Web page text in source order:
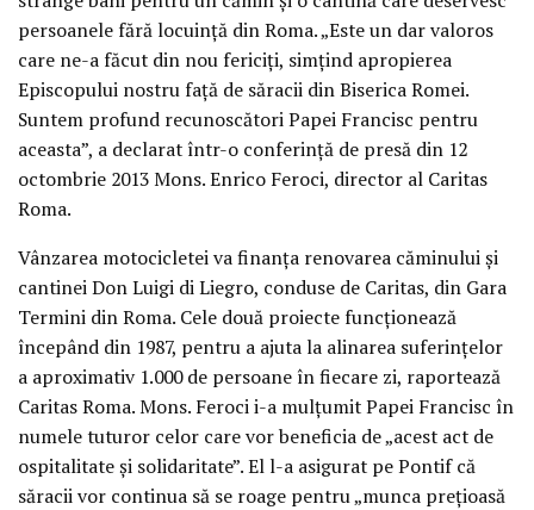
persoanele fără locuinţă din Roma. „Este un dar valoros
care ne-a făcut din nou fericiţi, simţind apropierea
Episcopului nostru faţă de săracii din Biserica Romei.
Suntem profund recunoscători Papei Francisc pentru
aceasta”, a declarat într-o conferinţă de presă din 12
octombrie 2013 Mons. Enrico Feroci, director al Caritas
Roma.
Vânzarea motocicletei va finanţa renovarea căminului şi
cantinei Don Luigi di Liegro, conduse de Caritas, din Gara
Termini din Roma. Cele două proiecte funcţionează
începând din 1987, pentru a ajuta la alinarea suferinţelor
a aproximativ 1.000 de persoane în fiecare zi, raportează
Caritas Roma. Mons. Feroci i-a mulţumit Papei Francisc în
numele tuturor celor care vor beneficia de „acest act de
ospitalitate şi solidaritate”. El l-a asigurat pe Pontif că
săracii vor continua să se roage pentru „munca preţioasă